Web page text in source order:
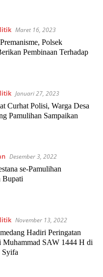
Maret 16, 2023
Polsek
Pembinaan Terhadap
Januari 27, 2023
Curhat Polisi, Warga Desa
Pamulihan Sampaikan
Desember 3, 2022
se-Pamulihan
Bupati
November 13, 2022
Hadiri Peringatan
SAW 1444 H di
Syifa